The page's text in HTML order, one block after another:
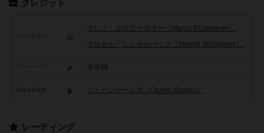
クレジット
ゲームデザイン
マルコ・ルスコウスキー（Marco Ruskowski）
マルセル・シュセルベック（Marcel Süßelbeck）
アートワーク 未登録
クイーンゲームズ（Queen Games）
レーティング